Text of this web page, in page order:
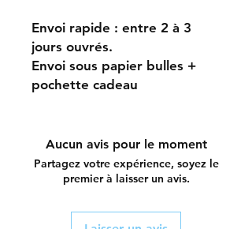
Envoi rapide : entre 2 à 3
jours ouvrés.
Envoi sous papier bulles +
pochette cadeau
Aucun avis pour le moment
Partagez votre expérience, soyez le
premier à laisser un avis.